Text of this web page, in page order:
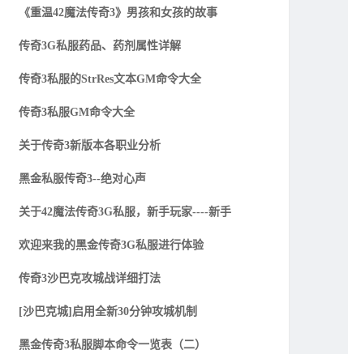
《重温42魔法传奇3》男孩和女孩的故事
传奇3G私服药品、药剂属性详解
传奇3私服的StrRes文本GM命令大全
传奇3私服GM命令大全
关于传奇3新版本各职业分析
黑金私服传奇3--绝对心声
关于42魔法传奇3G私服，新手玩家----新手
欢迎来我的黑金传奇3G私服进行体验
传奇3沙巴克攻城战详细打法
[沙巴克城]启用全新30分钟攻城机制
黑金传奇3私服脚本命令一览表（二）